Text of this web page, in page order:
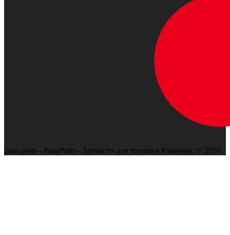
pana.parts - PanaParts - Запчасти для техники Panasonic © 2026